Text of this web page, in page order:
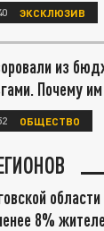
ЭКСКЛЮЗИВ
из
Почему
ОБЩЕСТВО
8%